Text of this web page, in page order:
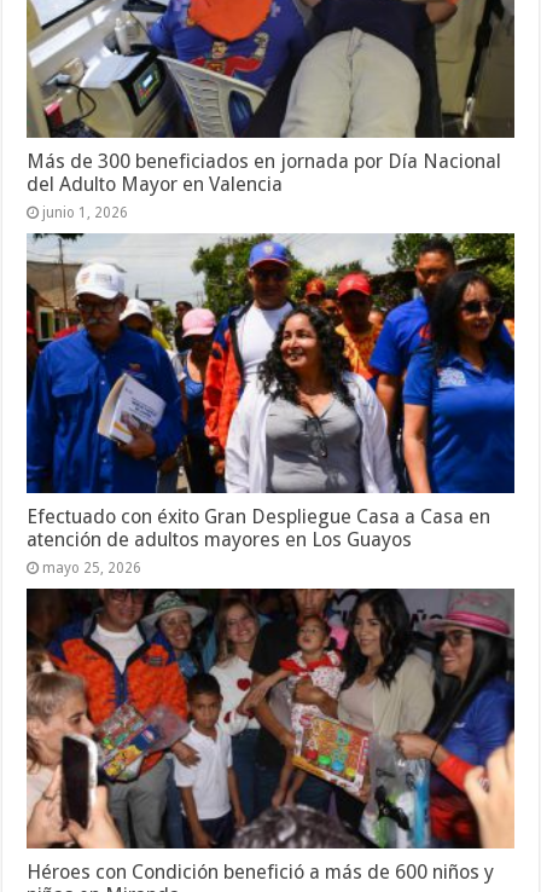
Más de 300 beneficiados en jornada por Día Nacional
del Adulto Mayor en Valencia
junio 1, 2026
Efectuado con éxito Gran Despliegue Casa a Casa en
atención de adultos mayores en Los Guayos
mayo 25, 2026
Héroes con Condición benefició a más de 600 niños y